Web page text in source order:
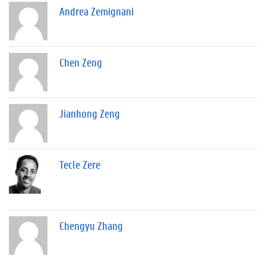
Andrea Zemignani
Chen Zeng
Jianhong Zeng
Tecle Zere
Chengyu Zhang